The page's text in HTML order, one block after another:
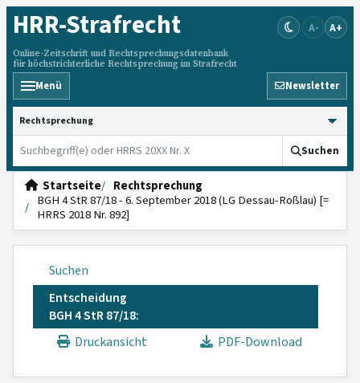
HRR-Strafrecht
Online-Zeitschrift und Rechtsprechungsdatenbank
für höchstrichterliche Rechtsprechung im Strafrecht
A- A+
Menü Newsletter
HRRS durchsuchen
Suchen
Startseite
Rechtsprechung
BGH 4 StR 87/18 - 6. September 2018 (LG Dessau-Roßlau) [=
HRRS 2018 Nr. 892]
Suchen
Entscheidung
BGH 4 StR 87/18:
Druckansicht
PDF-Download